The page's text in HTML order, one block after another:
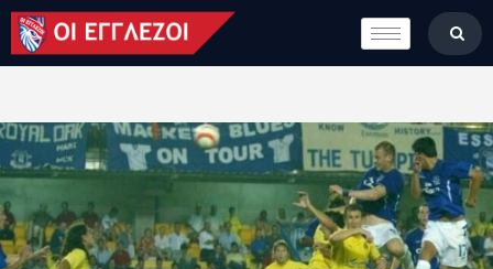
LONDON CALLING
ΚΑΤΗΓΟΡΙΕΣ
ΒΑΘΜΟΛΟΓΙΕΣ
ΟΜΑΔΕΣ
ΠΟΙΟΙ ΕΙΜΑΣΤΕ